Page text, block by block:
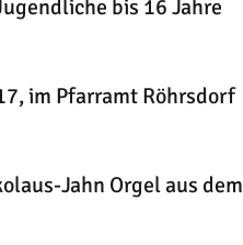
bis 16 Jahre
im Pfarramt Röhrsdorf
Jahn Orgel aus dem